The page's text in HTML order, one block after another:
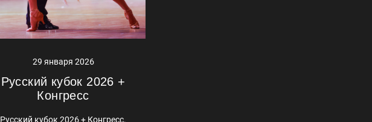
29 января 2026
Русский кубок 2026 +
Конгресс
Русский кубок 2026 + Конгресс.